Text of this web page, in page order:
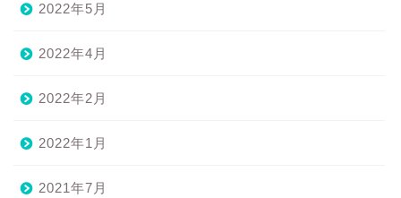
2022年5月
2022年4月
2022年2月
2022年1月
2021年7月